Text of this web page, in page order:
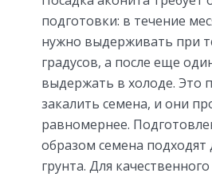
подготовки: в течение
нужно выдерживать при
градусов, а после еще
выдержать в холоде. Это
закалить семена, и они
равномернее.
образом семена подходят
грунта. Для